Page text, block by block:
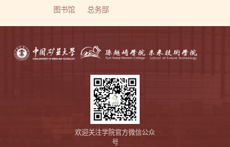
图书馆
总务部
欢迎关注学院官方微信公众
号